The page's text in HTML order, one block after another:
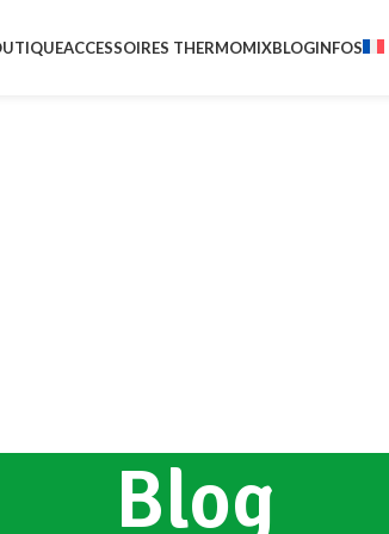
ACCESSOIRES THERMOMIXBLOGINFOS
Blog